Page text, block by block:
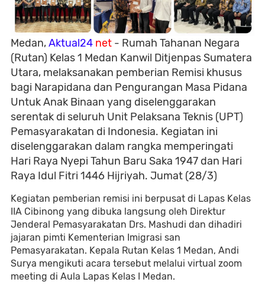
Medan,Aktual24 net - Rumah Tahanan Negara
(Rutan) Kelas 1 Medan Kanwil Ditjenpas Sumatera
Utara, melaksanakan pemberian Remisi khusus
bagi Narapidana dan Pengurangan Masa Pidana
Untuk Anak Binaan yang diselenggarakan
serentak di seluruh Unit Pelaksana Teknis (UPT)
Pemasyarakatan di Indonesia. Kegiatan ini
diselenggarakan dalam rangka memperingati
Hari Raya Nyepi Tahun Baru Saka 1947 dan Hari
Raya Idul Fitri 1446 Hijriyah. Jumat (28/3)
Kegiatan pemberian remisi ini berpusat di Lapas Kelas
IIA Cibinong yang dibuka langsung oleh Direktur
Jenderal Pemasyarakatan Drs. Mashudi dan dihadiri
jajaran pimti Kementerian Imigrasi san
Pemasyarakatan. Kepala Rutan Kelas 1 Medan, Andi
Surya mengikuti acara tersebut melalui virtual zoom
meeting di Aula Lapas Kelas I Medan.